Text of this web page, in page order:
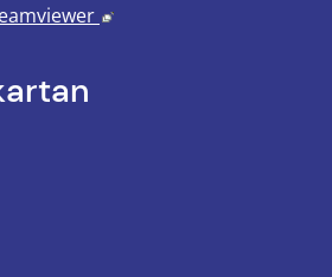
Länk till annan